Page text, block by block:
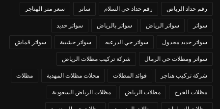
رقم حداد الرياض رقم حداد حي السلام ساتر سعر متر الهناجر
سواتر سواتر الرياض سواتر بالرياض سواتر حديد
سواتر حديد مجدول سواتر حي الدرعيه سواتر خشبية سواتر قماش
سواتر ومظلات حي الرمال شركة تركيب مظلات الرياض
شركة تركيب هناجر فوائد المظلات محلات مظلات المهدية مظلات
مظلات الخرج مظلات الرياض مظلات الرياض السعودية